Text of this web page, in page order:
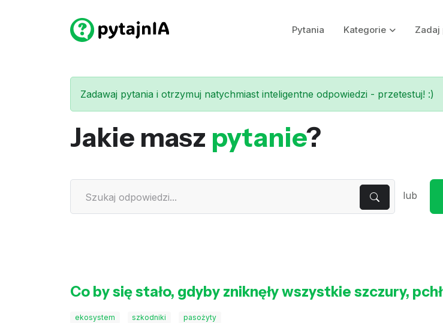
Pytania Kategorie Zadaj
Zadawaj pytania i otrzymuj natychmiast inteligentne odpowiedzi - przetestuj! :)
Jakie masz pytanie?
lub
Co by się stało, gdyby zniknęły wszystkie szczury,
ekosystem szkodniki pasożyty